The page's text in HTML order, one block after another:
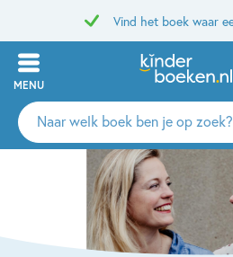
Vind het boek waar
MENU
Zoeken
naar